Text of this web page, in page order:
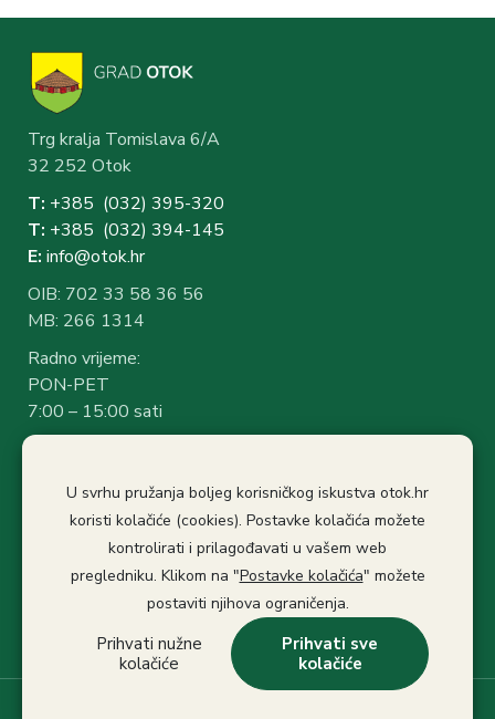
Trg kralja Tomislava 6/A
32 252 Otok
T: +385 (032) 395-320
T: +385 (032) 394-145
E: info@otok.hr
OIB: 702 33 58 36 56
MB: 266 1314
Radno vrijeme:
PON-PET
7:00 – 15:00 sati
Stanka: 10:30-11.00
Politika privatnosti
Izjava o pristupačnosti
Pristup informacijama
U svrhu pružanja boljeg korisničkog iskustva otok.hr
koristi kolačiće (cookies). Postavke kolačića možete
kontrolirati i prilagođavati u vašem web
pregledniku. Klikom na "Postavke kolačića" možete
postaviti njihova ograničenja.
Prihvati nužne
kolačiće
Prihvati sve
kolačiće